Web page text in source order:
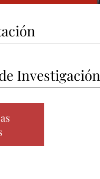
Investigación